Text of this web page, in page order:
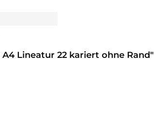
Lineatur 22 kariert ohne Rand"